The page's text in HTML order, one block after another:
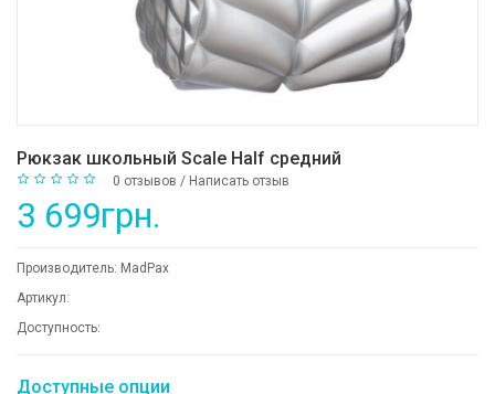
Рюкзак школьный Scale Half средний
0 отзывов / Написать отзыв
3 699грн.
Производитель: MadPax
Артикул:
Доступность:
Доступные опции